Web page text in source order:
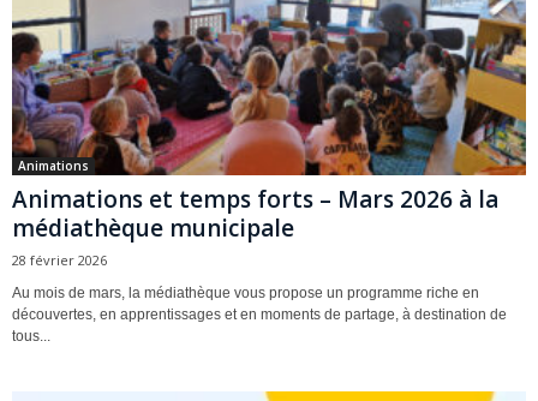
Animations
Animations et temps forts – Mars 2026 à la
médiathèque municipale
28 février 2026
Au mois de mars, la médiathèque vous propose un programme riche en
découvertes, en apprentissages et en moments de partage, à destination de
tous...